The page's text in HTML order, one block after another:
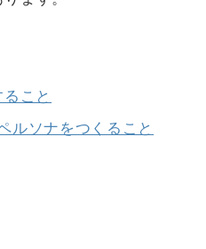
こと
ルソナをつくること